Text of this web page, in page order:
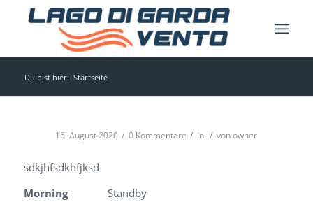
Du bist hier: Startseite
16. August 2020 / 0 Kommentare / in / vonowner
sdkjhfsdkhfjksd
Morning
Standby